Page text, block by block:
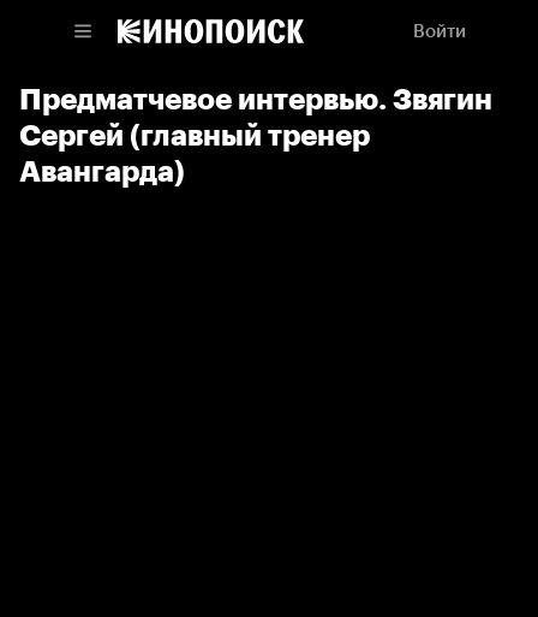
Войти
Предматчевое интервью. Звягин
Сергей (главный тренер
Авангарда)